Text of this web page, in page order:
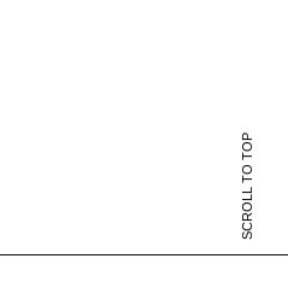
SCROLL TO TOP